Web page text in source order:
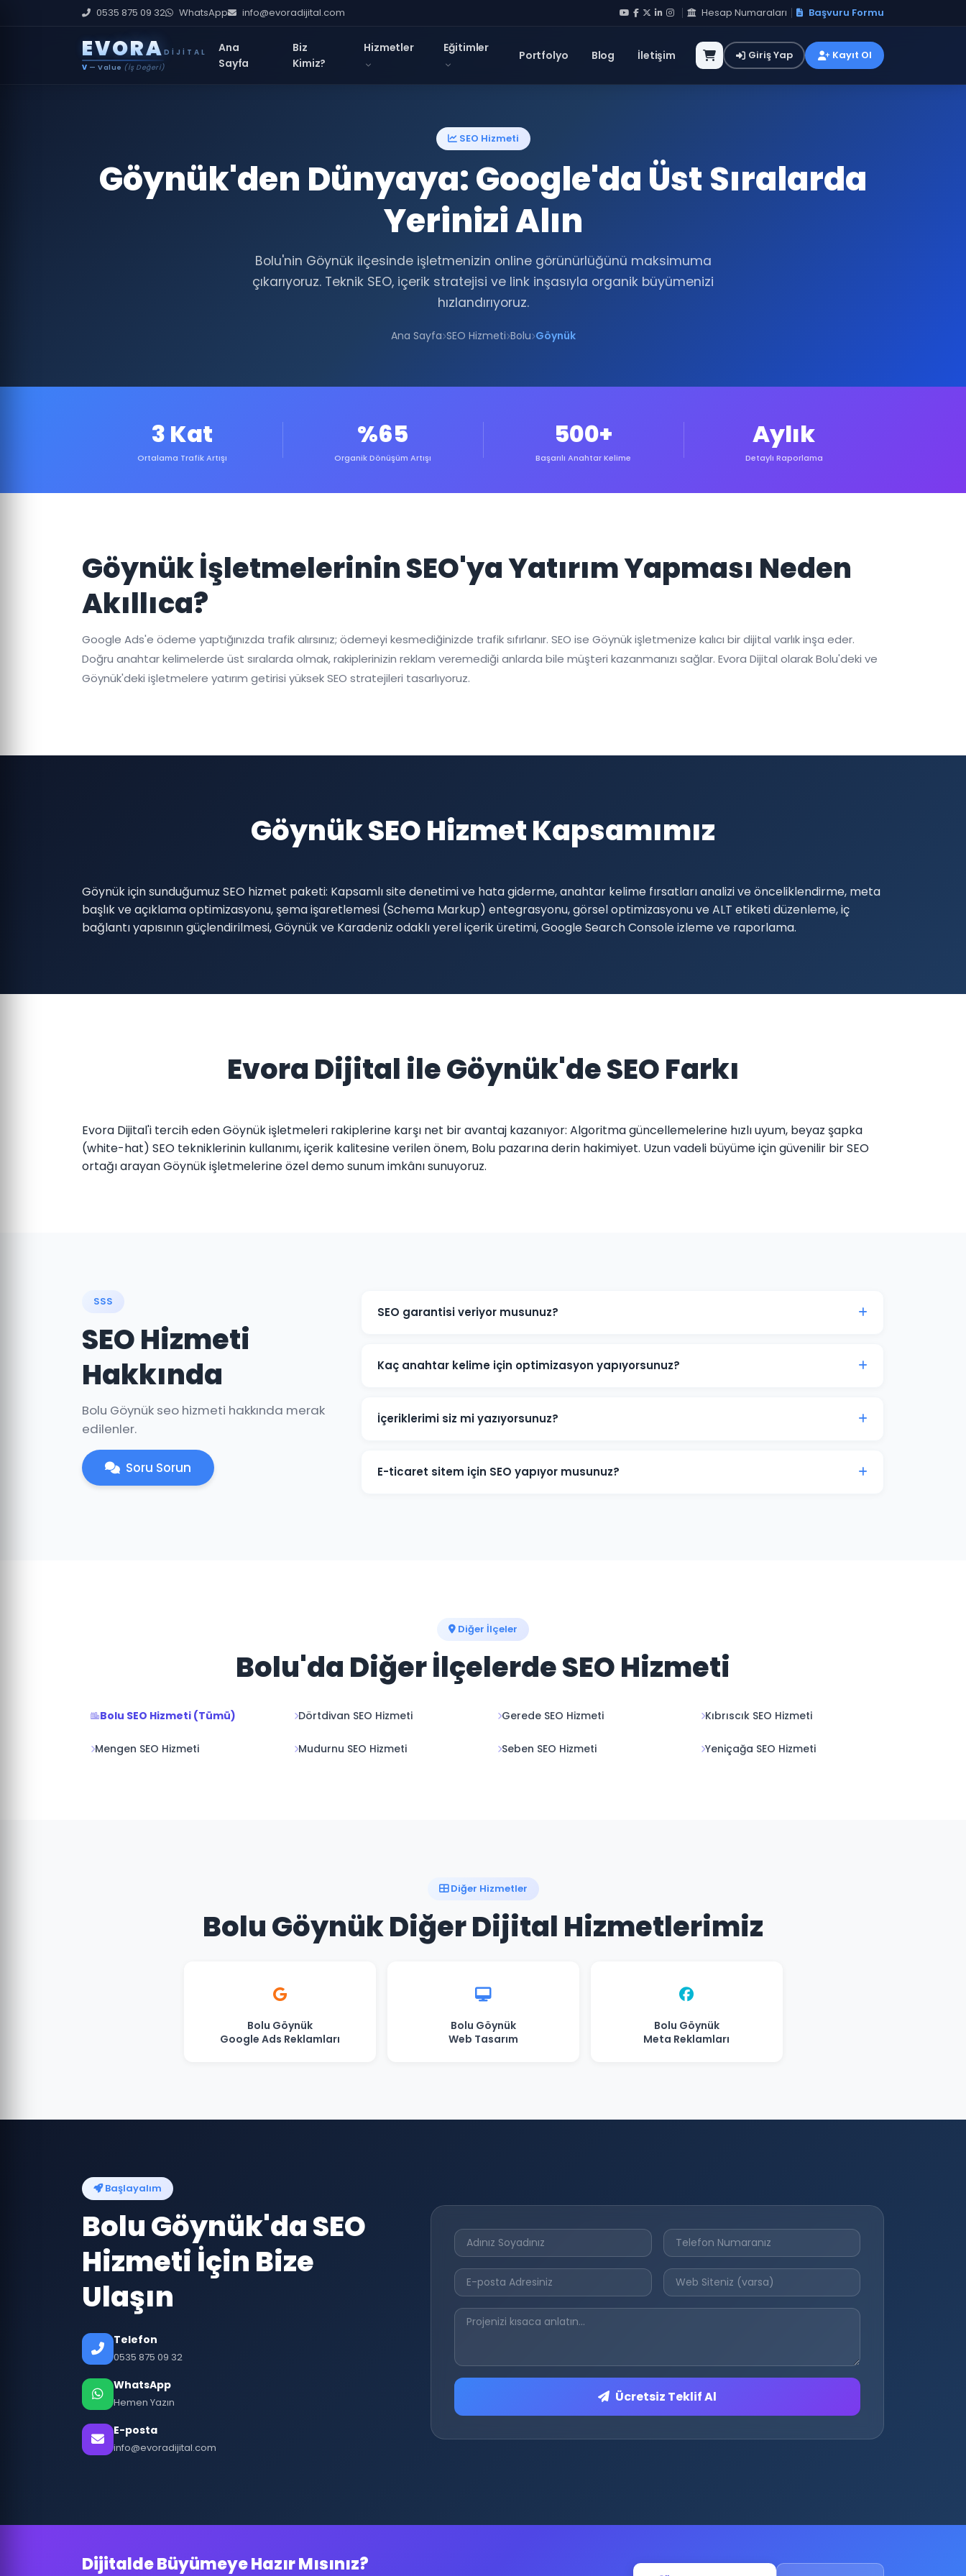
0535 875 09 32 WhatsApp info@evoradijital.com Hesap Numaraları Başvuru Formu
EVORA DIJITAL
V — Value (İş Değeri)
Ana
Sayfa
Biz
Kimiz?
Hizmetler Eğitimler
Portfolyo Blog İletişim Giriş Yap Kayıt Ol
SEO Hizmeti
Göynük'den Dünyaya: Google'da Üst Sıralarda
Yerinizi Alın
Bolu'nin Göynük ilçesinde işletmenizin online görünürlüğünü maksimuma
çıkarıyoruz. Teknik SEO, içerik stratejisi ve link inşasıyla organik büyümenizi
hızlandırıyoruz.
Ana Sayfa SEO Hizmeti Bolu Göynük
3 Kat
Ortalama Trafik Artışı
%65
Organik Dönüşüm Artışı
500+
Başarılı Anahtar Kelime
Aylık
Detaylı Raporlama
Göynük İşletmelerinin SEO'ya Yatırım Yapması Neden
Akıllıca?
Google Ads'e ödeme yaptığınızda trafik alırsınız; ödemeyi kesmediğinizde trafik sıfırlanır. SEO ise Göynük işletmenize kalıcı bir dijital varlık inşa eder.
Doğru anahtar kelimelerde üst sıralarda olmak, rakiplerinizin reklam veremediği anlarda bile müşteri kazanmanızı sağlar. Evora Dijital olarak Bolu'deki ve
Göynük'deki işletmelere yatırım getirisi yüksek SEO stratejileri tasarlıyoruz.
Göynük SEO Hizmet Kapsamımız
Göynük için sunduğumuz SEO hizmet paketi: Kapsamlı site denetimi ve hata giderme, anahtar kelime fırsatları analizi ve önceliklendirme, meta
başlık ve açıklama optimizasyonu, şema işaretlemesi (Schema Markup) entegrasyonu, görsel optimizasyonu ve ALT etiketi düzenleme, iç
bağlantı yapısının güçlendirilmesi, Göynük ve Karadeniz odaklı yerel içerik üretimi, Google Search Console izleme ve raporlama.
Evora Dijital ile Göynük'de SEO Farkı
Evora Dijital'i tercih eden Göynük işletmeleri rakiplerine karşı net bir avantaj kazanıyor: Algoritma güncellemelerine hızlı uyum, beyaz şapka
(white-hat) SEO tekniklerinin kullanımı, içerik kalitesine verilen önem, Bolu pazarına derin hakimiyet. Uzun vadeli büyüme için güvenilir bir SEO
ortağı arayan Göynük işletmelerine özel demo sunum imkânı sunuyoruz.
SSS
SEO Hizmeti
Hakkında
Bolu Göynük seo hizmeti hakkında merak
edilenler.
Soru Sorun
SEO garantisi veriyor musunuz?
Google'ın algoritmalarına bağlıdır. Ancak Göynük projelerimizde şeffaf hedefler koyuyor ve bu
hedeflere ulaşmak için tüm çabamızı sarf ediyoruz.
Kaç anahtar kelime için optimizasyon yapıyorsunuz?
büyüklüğüne göre 20-200+ anahtar kelime hedeflenebilir. Önce en değerli ve ulaşılabilir
kelimelere odaklanıyoruz.
İçeriklerimi siz mi yazıyorsunuz?
üretiyoruz. İçeriklerimiz hem okuyucuya hem de Google'a hitap edecek şekilde kurgulanır.
E-ticaret sitem için SEO yapıyor musunuz?
Diğer İlçeler
Bolu'da Diğer İlçelerde SEO Hizmeti
Bolu SEO Hizmeti (Tümü) Dörtdivan SEO Hizmeti Gerede SEO Hizmeti Kıbrıscık SEO Hizmeti
Mengen SEO Hizmeti Mudurnu SEO Hizmeti Seben SEO Hizmeti Yeniçağa SEO Hizmeti
Diğer Hizmetler
Bolu Göynük Diğer Dijital Hizmetlerimiz
Bolu Göynük
Google Ads Reklamları
Bolu Göynük
Web Tasarım
Bolu Göynük
Meta Reklamları
Başlayalım
Bolu Göynük'da SEO
Hizmeti İçin Bize
Ulaşın
Telefon
0535 875 09 32
WhatsApp
Hemen Yazın
E-posta
info@evoradijital.com
Ücretsiz Teklif Al
Dijitalde Büyümeye Hazır Mısınız?